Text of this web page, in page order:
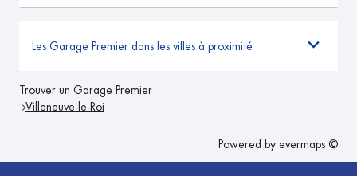
Les Garage Premier dans les villes à proximité
Trouver un Garage Premier
Villeneuve-le-Roi
Powered by evermaps ©